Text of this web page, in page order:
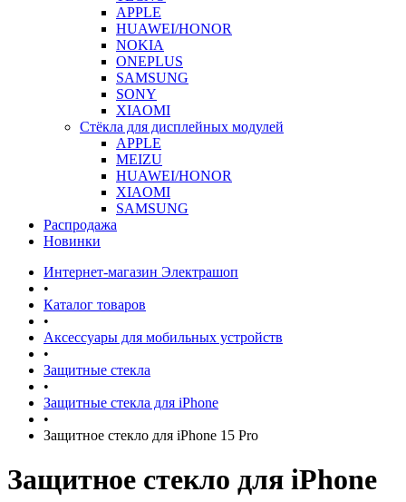
APPLE
HUAWEI/HONOR
NOKIA
ONEPLUS
SAMSUNG
SONY
XIAOMI
Стёкла для дисплейных модулей
APPLE
MEIZU
HUAWEI/HONOR
XIAOMI
SAMSUNG
Распродажа
Новинки
Интернет-магазин Электрашоп
•
Каталог товаров
•
Аксессуары для мобильных устройств
•
Защитные стекла
•
Защитные стекла для iPhone
•
Защитное стекло для iPhone 15 Pro
Защитное стекло для iPhone